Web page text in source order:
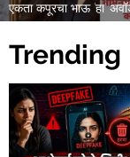
Trending